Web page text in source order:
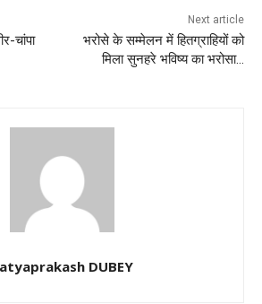
चांपा
Next article
भरोसे के सम्मेलन में हितग्राहियों को
मिला सुनहरे भविष्य का भरोसा…
DUBEY